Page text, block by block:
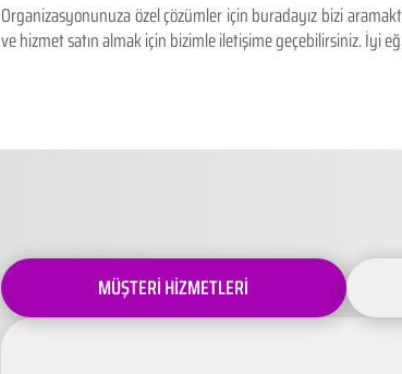
Organizasyonunuza özel çözümler için buradayız bizi
ve hizmet satın almak için bizimle iletişime geçebilirsiniz. İyi
MÜŞTERİ HİZMETLERİ